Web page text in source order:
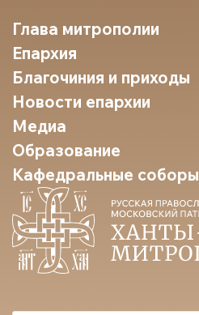
Глава митрополии
Епархия
Благочиния и приходы
Новости епархии
Медиа
Образование
Кафедральные соборы